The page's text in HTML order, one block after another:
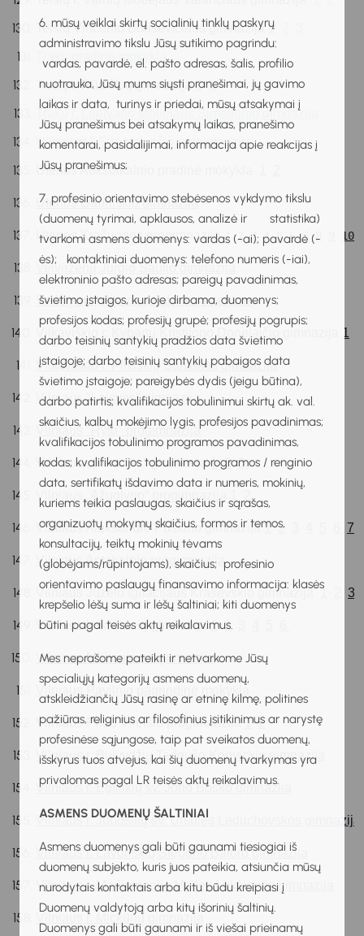
6. mūsų veiklai skirtų socialinių tinklų paskyrų
administravimo tikslu Jūsų sutikimo pagrindu:
vardas, pavardė, el. pašto adresas, šalis, profilio
nuotrauka, Jūsų mums siųsti pranešimai, jų gavimo
laikas ir data, turinys ir priedai, mūsų atsakymai į
Jūsų pranešimus bei atsakymų laikas, pranešimo
komentarai, pasidalijimai, informacija apie reakcijas į
Jūsų pranešimus;
7. profesinio orientavimo stebėsenos vykdymo tikslu
(duomenų tyrimai, apklausos, analizė ir statistika)
tvarkomi asmens duomenys: vardas (-ai); pavardė (-
ės); kontaktiniai duomenys: telefono numeris (-iai),
elektroninio pašto adresas; pareigų pavadinimas,
švietimo įstaigos, kurioje dirbama, duomenys;
profesijos kodas; profesijų grupė; profesijų pogrupis;
darbo teisinių santykių pradžios data švietimo
įstaigoje; darbo teisinių santykių pabaigos data
švietimo įstaigoje; pareigybės dydis (jeigu būtina),
darbo patirtis; kvalifikacijos tobulinimui skirtų ak. val.
skaičius, kalbų mokėjimo lygis, profesijos pavadinimas;
kvalifikacijos tobulinimo programos pavadinimas,
kodas; kvalifikacijos tobulinimo programos / renginio
data, sertifikatų išdavimo data ir numeris, mokinių,
kuriems teikia paslaugas, skaičius ir sąrašas,
organizuotų mokymų skaičius, formos ir temos,
konsultacijų, teiktų mokinių tėvams
(globėjams/rūpintojams), skaičius; profesinio
orientavimo paslaugų finansavimo informacija: klasės
krepšelio lėšų suma ir lėšų šaltiniai; kiti duomenys
būtini pagal teisės aktų reikalavimus.
Mes neprašome pateikti ir netvarkome Jūsų
specialiųjų kategorijų asmens duomenų,
atskleidžiančių Jūsų rasinę ar etninę kilmę, politines
pažiūras, religinius ar filosofinius įsitikinimus ar narystę
profesinėse sąjungose, taip pat sveikatos duomenų,
išskyrus tuos atvejus, kai šių duomenų tvarkymas yra
privalomas pagal LR teisės aktų reikalavimus.
ASMENS DUOMENŲ ŠALTINIAI
Asmens duomenys gali būti gaunami tiesiogiai iš
duomenų subjekto, kuris juos pateikia, atsiunčia mūsų
nurodytais kontaktais arba kitu būdu kreipiasi į
Duomenų valdytoją arba kitų išorinių šaltinių.
Duomenys gali būti gaunami ir iš viešai prieinamų
Telšių Vincento Borisevičiaus gimnazija 1
Trakų pradinė mokykla
Trakų r. Rūdiškių gimnazija 1 2
Trakų r. Lentvario Motiejaus Šimelionio gimnazija
Ukmergės Senamiesčio progimnazija
Utenos Aukštakalnio pradinė mokykla
Utenos Dauniškio gimnazija
Utenos Krašuonos progimnazija 1 2 3 4 5 6 7 10
Veiviržėnų Jurgio Šaulio gimnazija
Verkių mokykla daugiafunkcis centras
Vilkaviškio r. Kybartų Kristijono Donelaičio gimnazija 1
Vilkaviškio r. Pilviškių Santakos gimnazija
Vilniaus "Laisvės" gimnazija
Vilniaus "Ryto" progimnazija
Vilniaus ,,Sostinės" gimnazija 1 2 3
Vilniaus „Ąžuolyno“ progimnazija 2
Vilniaus Aleksandro Puškino gimnazija 1 2 7
Vilniaus Antakalnio progimnazija
Vilniaus Juzefo Ignacijaus Kraševskio gimnazija 1 3
Vilniaus krikščionių gimnazija 1 2
Vilniaus Maironio progimnazija
Vilniaus Pavilnio pagrindinė mokykla
Vilniaus Petro Vileišio progimnazija 1 2
Vilniaus r. Buivydžių Tadeušo Konvickio gimnazija
Vilniaus r. Egliškių šv. Jono Bosko gimnazija
Vilniaus r. Juodšilių šv. Uršulės Leduchovskos gimnazija
Vilniaus r. Lavoriškių Stepono Batoro gimnazija
Vilniaus r. Marijampolio Meilės Lukšienės gimnazija
Vilniaus r. Mickūnų gimnazija